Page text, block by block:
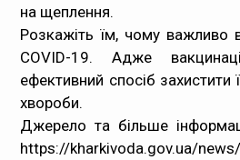
Статистика
Документи
Контакти
Карта сайта
на щеплення.
Розкажіть їм, чому важливо
COVID-19. Адже
ефективний спосіб захистити
хвороби.
Джерело та більше
https://kharkivoda.gov.ua/